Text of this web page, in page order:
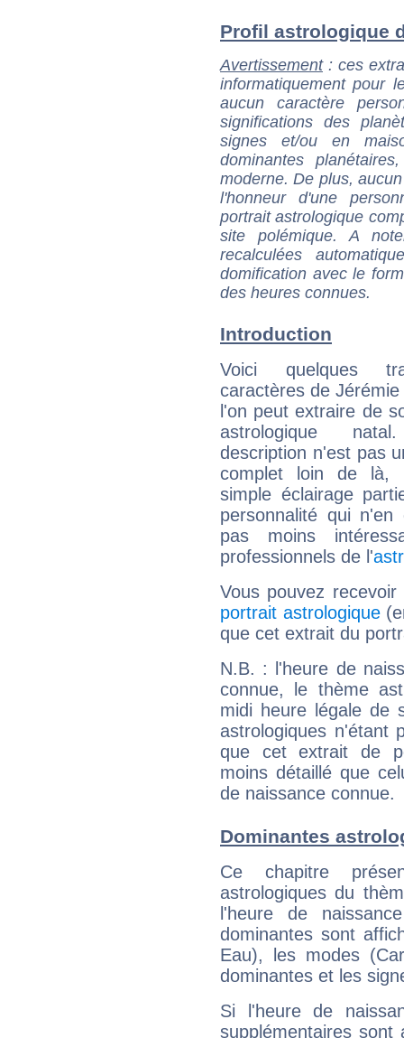
Profil astrologique
Avertissement: ces
informatiquement pour
aucun caractère
significations des
signes et/ou en
dominantes
moderne. De plus,
l'honneur d'une
portrait astrologique
site polémique. A
recalculées
domification avec le
des heures connues.
Introduction
Voici quelques
caractères de Jérémie
l'on peut extraire de
astrologique
description n'est pas
complet loin de là,
simple éclairage
personnalité qui n'en
pas moins
professionnels de l'
Vous pouvez
portrait astrologique
que cet extrait du
N.B. : l'heure de
connue, le thème
midi heure légale de
astrologiques n'étant
que cet extrait de
moins détaillé que
de naissance connue.
Dominantes
Ce chapitre
astrologiques du
l'heure de
dominantes sont
Eau), les modes
dominantes et les
Si l'heure de
supplémentaires sont